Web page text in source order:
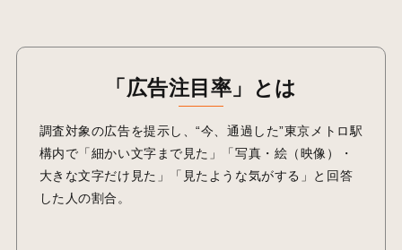
「広告注目率」とは
調査対象の広告を提示し、“今、通過した”東京メトロ駅
構内で「細かい文字まで見た」「写真・絵（映像）・
大きな文字だけ見た」「見たような気がする」と回答
した人の割合。